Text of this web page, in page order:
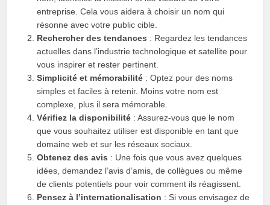
entreprise. Cela vous aidera à choisir un nom qui
résonne avec votre public cible.
Rechercher des tendances : Regardez les tendances
actuelles dans l’industrie technologique et satellite pour
vous inspirer et rester pertinent.
Simplicité et mémorabilité : Optez pour des noms
simples et faciles à retenir. Moins votre nom est
complexe, plus il sera mémorable.
Vérifiez la disponibilité : Assurez-vous que le nom
que vous souhaitez utiliser est disponible en tant que
domaine web et sur les réseaux sociaux.
Obtenez des avis : Une fois que vous avez quelques
idées, demandez l’avis d’amis, de collègues ou même
de clients potentiels pour voir comment ils réagissent.
Pensez à l’internationalisation : Si vous envisagez de